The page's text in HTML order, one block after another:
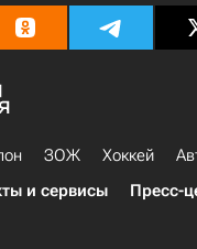
ЗОЖ Хоккей
и сервисы Пресс-